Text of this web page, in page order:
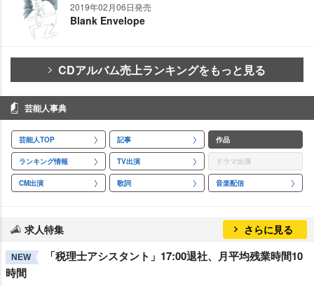
2019年02月06日発売
Blank Envelope
CDアルバム売上ランキングをもっと見る
芸能人事典
芸能人TOP 記事 作品
ランキング情報 TV出演 ドラマ出演
CM出演 歌詞 音楽配信
求人特集 さらに見る
NEW
「税理士アシスタント」17:00退社、月平均残業時間10
時間